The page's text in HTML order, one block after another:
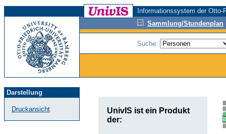
Informationssystem der
Sammlung/Stundenplan
Suche:
Darstellung
Druckansicht
UnivIS ist ein Produkt
der: